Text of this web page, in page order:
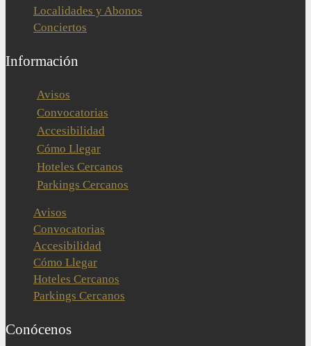
Localidades y Abonos
Conciertos
Información
Avisos
Convocatorias
Accesibilidad
Cómo Llegar
Hoteles Cercanos
Parkings Cercanos
Avisos
Convocatorias
Accesibilidad
Cómo Llegar
Hoteles Cercanos
Parkings Cercanos
Conócenos